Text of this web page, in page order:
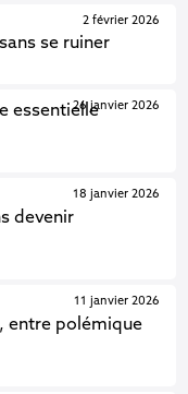
se ruiner
2 février 2026
essentielle26 janvier 2026
devenir
18 janvier 2026
entre polémique
11 janvier 2026